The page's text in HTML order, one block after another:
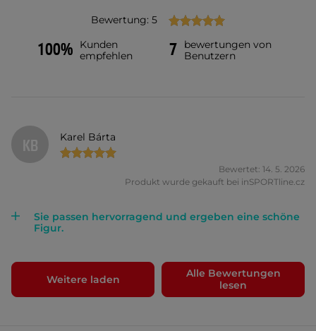
Bewertung: 5
100%
Kunden
empfehlen
7
bewertungen von
Benutzern
KB Karel Bárta
Bewertet: 14. 5. 2026
Produkt wurde gekauft bei inSPORTline.cz
Sie passen hervorragend und ergeben eine schöne
Figur.
Weitere laden
Alle Bewertungen
lesen